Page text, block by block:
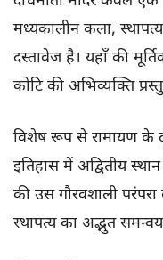
मध्यकालीन कला,
दस्तावेज है। यहाँ की
कोटि की अभिव्यक्ति
विशेष रूप से रामायण के
इतिहास में अद्वितीय
की उस गौरवशाली
स्थापत्य का अद्भुत